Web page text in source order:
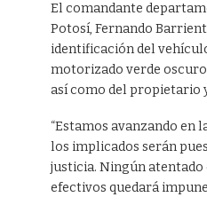
El comandante
Potosí, Fernando
identificación del
motorizado verde
así como del propietario
“Estamos avanzando en
los implicados serán
justicia. Ningún
efectivos quedará